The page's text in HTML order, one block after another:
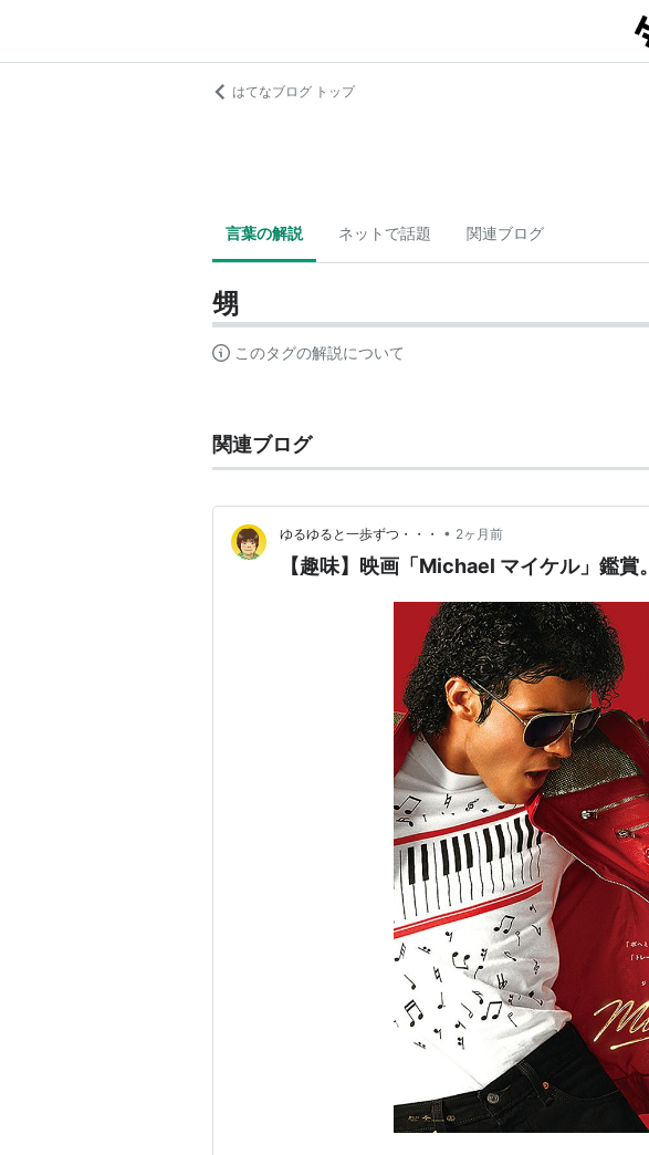
はてなブログ トップ
言葉の解説 ネットで話題 関連ブログ
甥
このタグの解説について
関連ブログ
ゆるゆると一歩ずつ・・・ • 2ヶ月前
【趣味】映画「Michael マイケル」鑑賞。